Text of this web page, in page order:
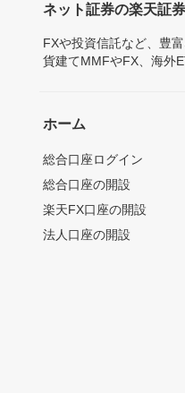
ネット証券の楽天証
FXや投資信託など、豊
貨建てMMFやFX、海外
ホーム
総合口座ログイン
総合口座の開設
楽天FX口座の開設
法人口座の開設